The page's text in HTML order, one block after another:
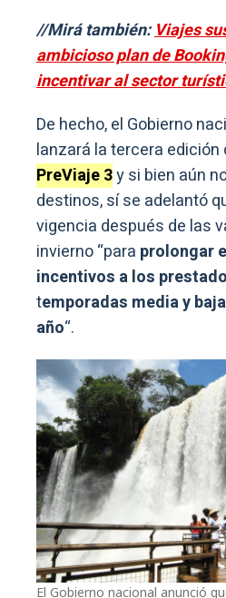
//Mirá también:Viajes
ambicioso plan de
incentivar al sector
De hecho, el Gobierno
lanzará la tercera edición
PreViaje 3y si bien aún
destinos, sí se adelantó
vigencia después de las
invierno “para prolongar
incentivos a los
temporadas media y
año“.
El Gobierno nacional anunció